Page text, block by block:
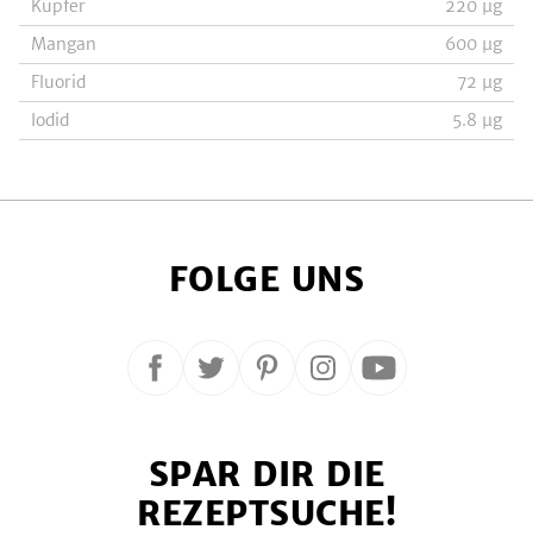
Kupfer
220 µg
Mangan
600 µg
Fluorid
72 µg
Iodid
5.8 µg
FOLGE UNS
Folge
Facebook
Folge
Twitter
Folge
Pinterest
Folge
Instagram
Folge
YouTube
SPAR DIR DIE
REZEPTSUCHE!